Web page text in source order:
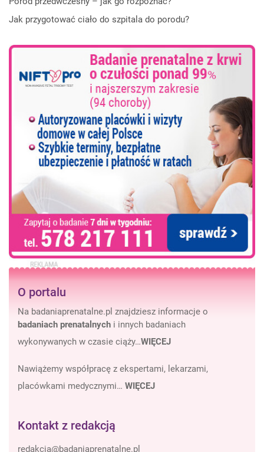
Jak przygotować ciało do szpitala do porodu?
O portalu
Na badaniaprenatalne.pl znajdziesz informacje o
badaniach prenatalnych i innych badaniach
wykonywanych w czasie ciąży…WIĘCEJ
Nawiążemy współpracę z ekspertami, lekarzami,
placówkami medycznymi… WIĘCEJ
Kontakt z redakcją